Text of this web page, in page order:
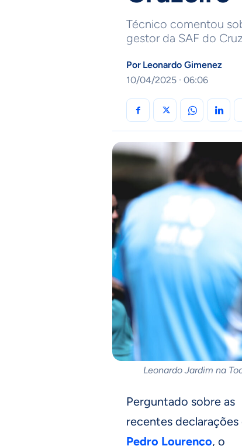
Técnico comentou
gestor da SAF do
Por Leonardo Gimenez
10/04/2025 · 06:06
Leonardo Jardim na
Perguntado sobre as
recentes declarações
Pedro Lourenço, o